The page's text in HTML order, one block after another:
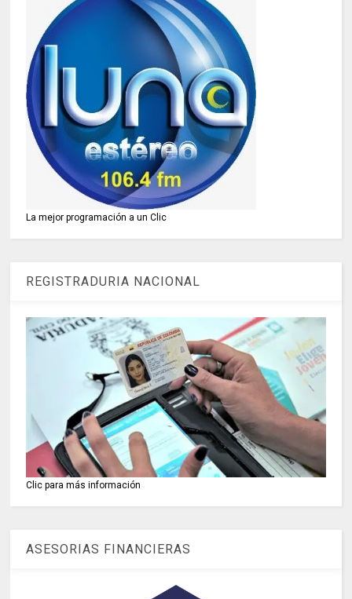
La mejor programación a un Clic
REGISTRADURIA NACIONAL
Clic para más información
ASESORIAS FINANCIERAS